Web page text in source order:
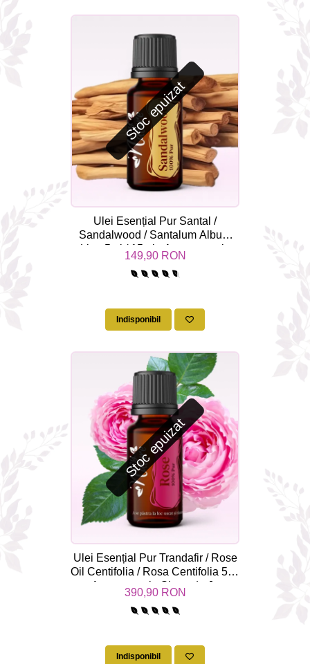
Stoc epuizat
Ulei Esențial Pur Santal /
Sandalwood / Santalum Album
Linn 5ml / 15ml - Aromaterapie
Sigura | nJoy Nature
149,90 RON
Indisponibil
Stoc epuizat
Ulei Esențial Pur Trandafir / Rose
Oil Centifolia / Rosa Centifolia 5ml
- Aromaterapie Sigura | nJoy
Nature
390,90 RON
Indisponibil